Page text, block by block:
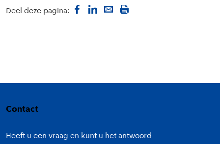
Deel deze pagina:
Contact
Heeft u een vraag en kunt u het antwoord